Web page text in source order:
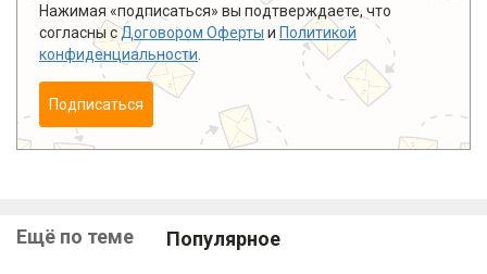
Нажимая «подписаться» вы подтверждаете, что
согласны сДоговором Оферты и Политикой
конфиденциальности
Подписаться
Ещё по теме Популярное